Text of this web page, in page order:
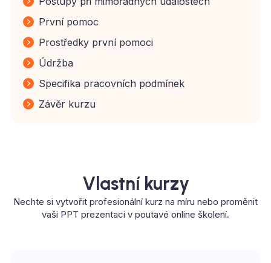
První pomoc
Prostředky první pomoci
Údržba
Specifika pracovních podmínek
Závěr kurzu
Vlastní kurzy
Nechte si vytvořit profesionální kurz na míru nebo proměnit
vaši PPT prezentaci v poutavé online školení.